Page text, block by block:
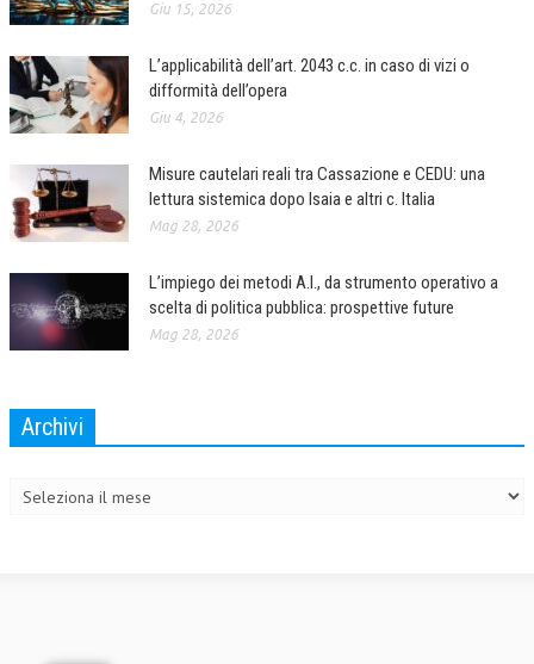
Giu 15, 2026
L’applicabilità dell’art. 2043 c.c. in caso di vizi o
difformità dell’opera
Giu 4, 2026
Misure cautelari reali tra Cassazione e CEDU: una
lettura sistemica dopo Isaia e altri c. Italia
Mag 28, 2026
L’impiego dei metodi A.I., da strumento operativo a
scelta di politica pubblica: prospettive future
Mag 28, 2026
Archivi